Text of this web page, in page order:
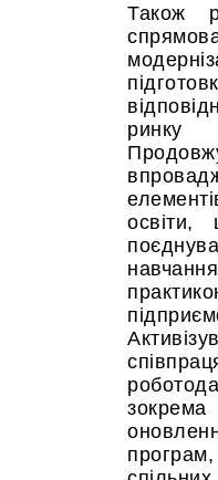
Також
освіти,